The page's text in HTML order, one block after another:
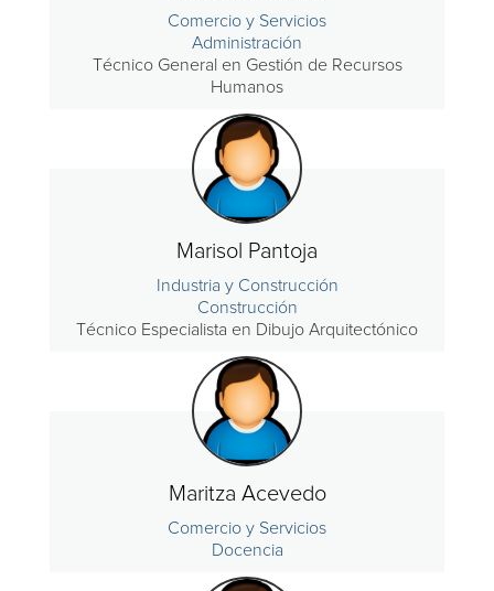
Comercio y Servicios
Administración
Técnico General en Gestión de Recursos
Humanos
Marisol Pantoja
Industria y Construcción
Construcción
Técnico Especialista en Dibujo Arquitectónico
Maritza Acevedo
Comercio y Servicios
Docencia